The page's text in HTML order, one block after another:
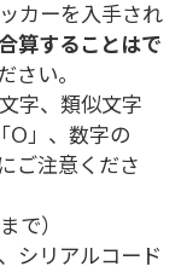
カーを入手され
算することはで
さい。
字、類似文字
O」、数字の
ご注意くださ
で）
シリアルコード